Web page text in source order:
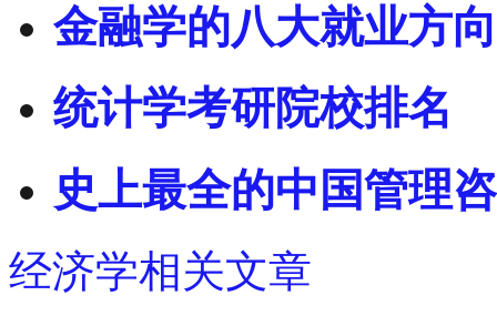
金融学的八大就业方
统计学考研院校排名
史上最全的中国管理
经济学相关文章